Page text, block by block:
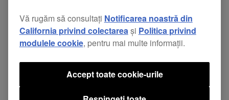
DJsounds Show 2017 - Huxley
Vă rugăm să consultați Notificarea noastră din
California privind colectarea și Politica privind
modulele cookie, pentru mai multe informații.
Accept toate cookie-urile